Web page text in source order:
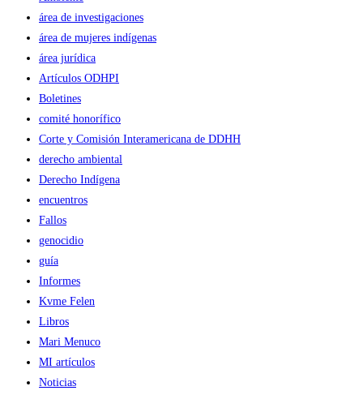
área de investigaciones
área de mujeres indígenas
área jurídica
Artículos ODHPI
Boletines
comité honorífico
Corte y Comisión Interamericana de DDHH
derecho ambiental
Derecho Indígena
encuentros
Fallos
genocidio
guía
Informes
Kvme Felen
Libros
Mari Menuco
MI artículos
Noticias